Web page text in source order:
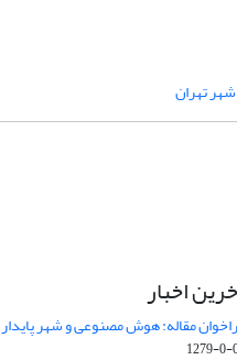
شهر تهران
اخبار
مقاله: هوش مصنوعی و شهر پایدار